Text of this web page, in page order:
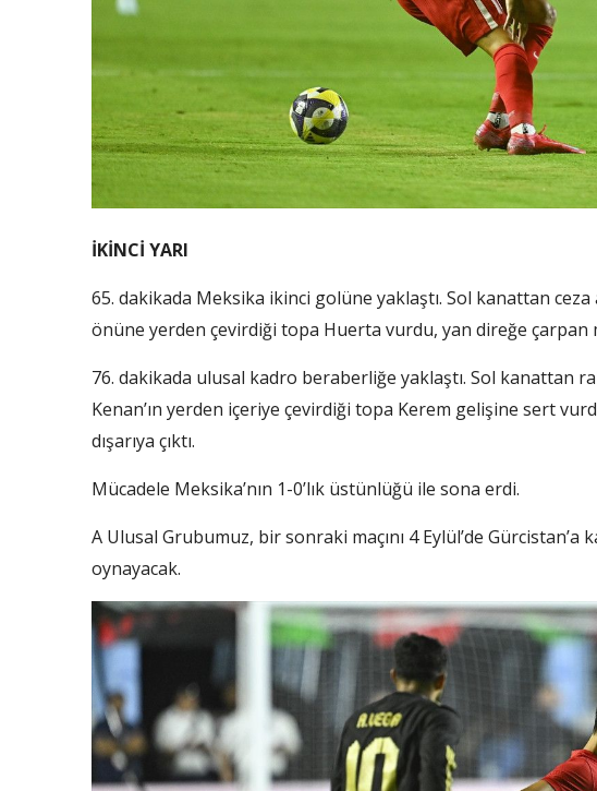
İKİNCİ YARI
65. dakikada Meksika ikinci golüne yaklaştı. Sol kanattan ceza
önüne yerden çevirdiği topa Huerta vurdu, yan direğe
76. dakikada ulusal kadro beraberliğe yaklaştı. Sol kanattan
Kenan’ın yerden içeriye çevirdiği topa Kerem gelişine sert
dışarıya çıktı.
Mücadele Meksika’nın 1-0’lık üstünlüğü ile sona erdi.
A Ulusal Grubumuz, bir sonraki maçını 4 Eylül’de Gürcistan’a
oynayacak.